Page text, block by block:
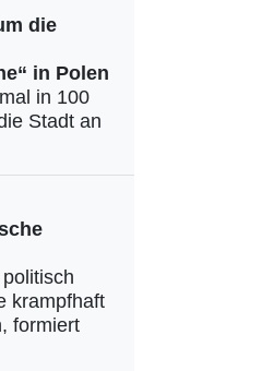
die
in Polen
in 100
Stadt an
krampfhaft
formiert